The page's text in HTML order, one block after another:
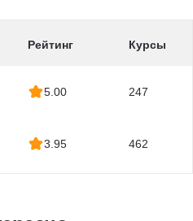
Рейтинг Курсы
5.00 247
3.95 462